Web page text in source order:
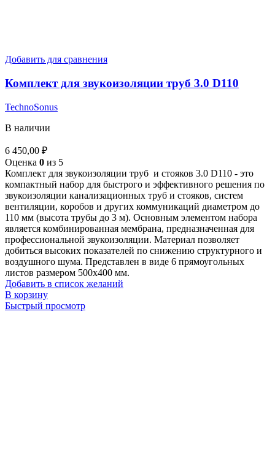
Добавить для сравнения
Комплект для звукоизоляции труб 3.0 D110
TechnoSonus
В наличии
6 450,00 ₽
Оценка 0 из 5
Комплект для звукоизоляции труб и стояков 3.0 D110 - это
компактный набор для быстрого и эффективного решения по
звукоизоляции канализационных труб и стояков, систем
вентиляции, коробов и других коммуникаций диаметром до
110 мм (высота трубы до 3 м). Основным элементом набора
является комбинированная мембрана, предназначенная для
профессиональной звукоизоляции. Материал позволяет
добиться высоких показателей по снижению структурного и
воздушного шума. Представлен в виде 6 прямоугольных
листов размером 500х400 мм.
Добавить в список желаний
В корзину
Быстрый просмотр